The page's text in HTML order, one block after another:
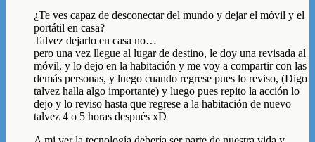
¿Te ves capaz de desconectar del mundo y dejar el móvil y el
portátil en casa?
Talvez dejarlo en casa no…
pero una vez llegue al lugar de destino, le doy una revisada al
móvil, y lo dejo en la habitación y me voy a compartir con las
demás personas, y luego cuando regrese pues lo reviso, (Digo
talvez halla algo importante) y luego pues repito la acción lo
dejo y lo reviso hasta que regrese a la habitación de nuevo
talvez 4 o 5 horas después xD